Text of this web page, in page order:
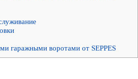
гаражными воротами от SEPPES